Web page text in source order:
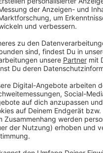
Anzeige
Digitale
Spritpreise
gibt
ist
Uhr sowie
sollten eher
auch wenn
Anzeige